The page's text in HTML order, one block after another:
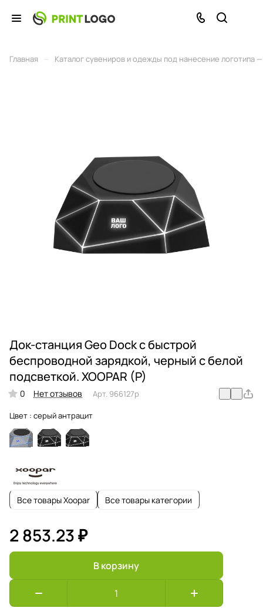
Главная Каталог сувениров и одежды под нанесение логотипа
Док-станция Geo Dock с быстрой
беспроводной зарядкой, черный с белой
подсветкой. XOOPAR (P)
0 Нет отзывов Арт. 966127p
Цвет : серый антрацит
Все товары Xoopar Все товары категории
2 853.23 ₽
В корзину